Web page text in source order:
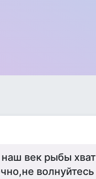
век рыбы
волнуйтесь